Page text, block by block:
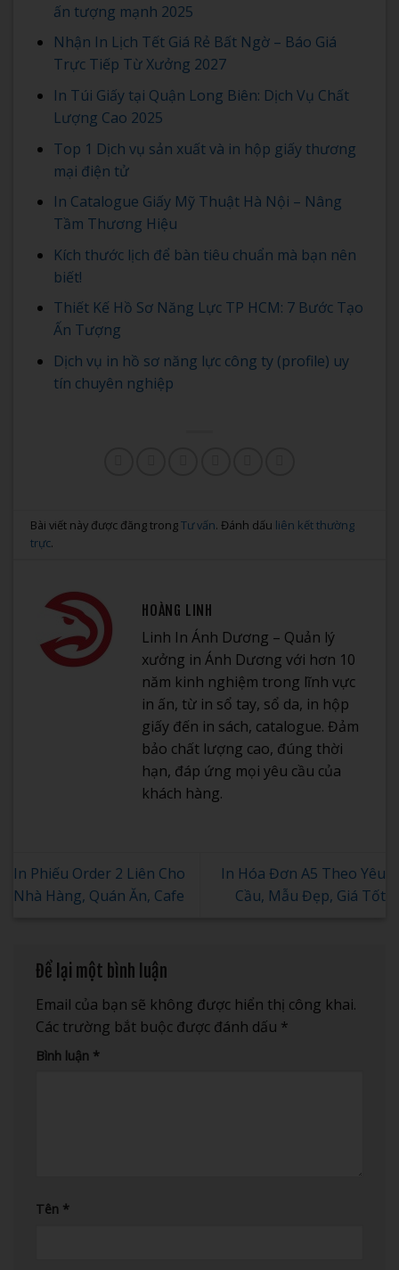
ấn tượng mạnh 2025
Nhận In Lịch Tết Giá Rẻ Bất Ngờ – Báo Giá
Trực Tiếp Từ Xưởng 2027
In Túi Giấy tại Quận Long Biên: Dịch Vụ Chất
Lượng Cao 2025
Top 1 Dịch vụ sản xuất và in hộp giấy thương
mại điện tử
In Catalogue Giấy Mỹ Thuật Hà Nội – Nâng
Tầm Thương Hiệu
Kích thước lịch để bàn tiêu chuẩn mà bạn nên
biết!
Thiết Kế Hồ Sơ Năng Lực TP HCM: 7 Bước Tạo
Ấn Tượng
Dịch vụ in hồ sơ năng lực công ty (profile) uy
tín chuyên nghiệp
Bài viết này được đăng trongTư vấn. Đánh dấu liên kết thường
trực.
HOÀNG LINH
Linh In Ánh Dương – Quản lý
xưởng in Ánh Dương với hơn 10
năm kinh nghiệm trong lĩnh vực
in ấn, từ in sổ tay, sổ da, in hộp
giấy đến in sách, catalogue. Đảm
bảo chất lượng cao, đúng thời
hạn, đáp ứng mọi yêu cầu của
khách hàng.
In Phiếu Order 2 Liên Cho
Nhà Hàng, Quán Ăn, Cafe
In Hóa Đơn A5 Theo Yêu
Cầu, Mẫu Đẹp, Giá Tốt
Để lại một bình luận
Email của bạn sẽ không được hiển thị công khai.
Các trường bắt buộc được đánh dấu *
Bình luận *
Tên *